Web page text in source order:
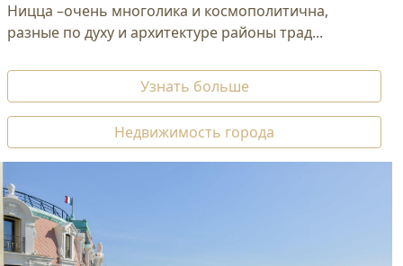
Ницца –очень многолика и космополитична,
разные по духу и архитектуре районы трад...
Узнать больше
Недвижимость города